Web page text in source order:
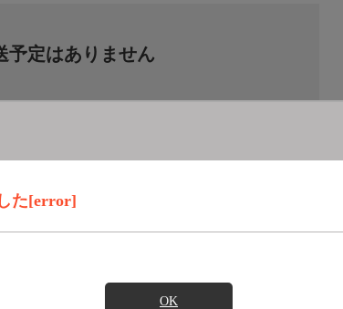
た[error]
OK
予定はありません